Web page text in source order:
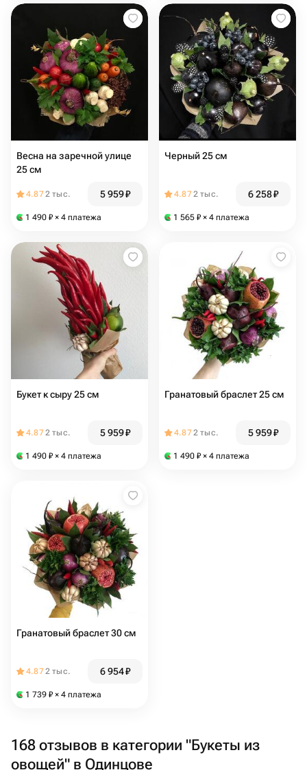
Весна на заречной улице
25 см
4.872 тыс. 5 959₽
1 490 ₽ × 4 платежа
Черный 25 см
4.872 тыс. 6 258₽
1 565 ₽ × 4 платежа
Букет к сыру 25 см
4.872 тыс. 5 959₽
1 490 ₽ × 4 платежа
Гранатовый браслет 25 см
4.872 тыс. 5 959₽
1 490 ₽ × 4 платежа
Гранатовый браслет 30 см
4.872 тыс. 6 954₽
1 739 ₽ × 4 платежа
168 отзывов в категории "Букеты из
овощей" в Одинцове